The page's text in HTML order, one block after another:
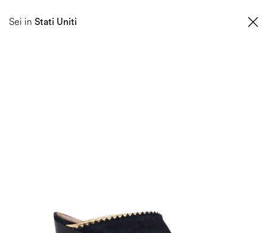
Sei in Stati Uniti